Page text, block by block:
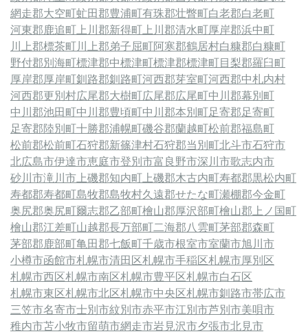
網走郡大空町虻田郡豊浦町有珠郡壮瞥町白老郡白老町
河東郡鹿追町上川郡新得町上川郡清水町厚岸郡浜中町
川上郡標茶町川上郡弟子屈町阿寒郡鶴居村白糠郡白糠町
野付郡別海町標津郡中標津町標津郡標津町目梨郡羅臼町
厚岸郡厚岸町釧路郡釧路町河西郡芽室町河西郡中札内村
河西郡更別村広尾郡大樹町広尾郡広尾町中川郡幕別町
中川郡池田町中川郡豊頃町中川郡本別町足寄郡足寄町
足寄郡陸別町十勝郡浦幌町磯谷郡蘭越町松前郡福島町
松前郡松前町石狩郡新篠津村石狩郡当別町北斗市石狩市
北広島市伊達市恵庭市登別市富良野市深川市歌志内市
砂川市滝川市上磯郡知内町上磯郡木古内町寿都郡黒松内町
寿都郡寿都町島牧郡島牧村久遠郡せたな町瀬棚郡今金町
奥尻郡奥尻町爾志郡乙部町檜山郡厚沢部町檜山郡上ノ国町
檜山郡江差町山越郡長万部町二海郡八雲町茅部郡森町
茅部郡鹿部町亀田郡七飯町千歳市根室市室蘭市旭川市
小樽市函館市札幌市清田区札幌市手稲区札幌市厚別区
札幌市西区札幌市南区札幌市豊平区札幌市白石区
札幌市東区札幌市北区札幌市中央区札幌市釧路市帯広市
三笠市名寄市士別市紋別市赤平市江別市芦別市美唄市
稚内市苫小牧市留萌市網走市岩見沢市夕張市北見市